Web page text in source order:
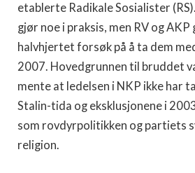
etablerte Radikale Sosialister
gjør noe i praksis, men RV og
halvhjertet forsøk på å ta dem
2007. Hovedgrunnen til bruddet
mente at ledelsen i NKP ikke har
Stalin-tida og eksklusjonene i
som rovdyrpolitikken og partiets
religion.